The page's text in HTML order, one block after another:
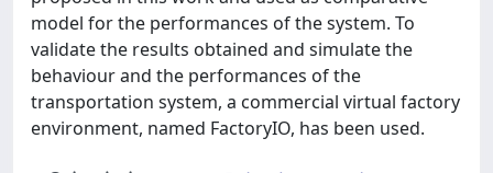
model for the performances of the system. To
validate the results obtained and simulate the
behaviour and the performances of the
transportation system, a commercial virtual factory
environment, named FactoryIO, has been used.